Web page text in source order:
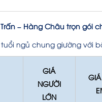
– Hàng Châu trọn gói
ngủ chung giường với
GIÁ
NGƯỜI
LỚN
GIÁ